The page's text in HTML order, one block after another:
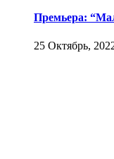
Премьера:
25 Октябрь,